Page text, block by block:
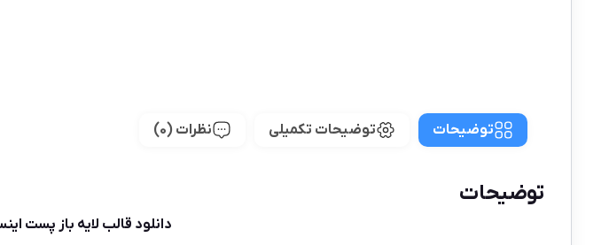
توضیحات توضیحات تکمیلی نظرات (0)
توضیحات
دانلود قالب لایه باز پست